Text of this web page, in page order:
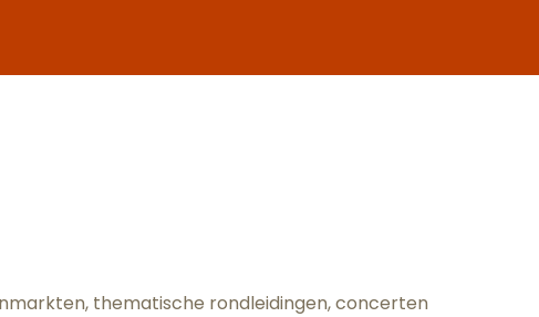
thematische rondleidingen, concerten